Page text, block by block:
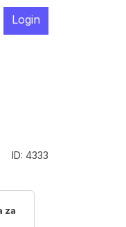
Login
ID: 4333
za